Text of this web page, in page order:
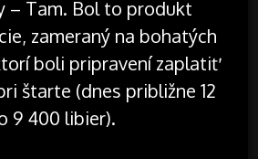
– Tam. Bol to produkt
zameraný na bohatých
boli pripravení zaplatiť
štarte (dnes približne 12
9 400 libier).